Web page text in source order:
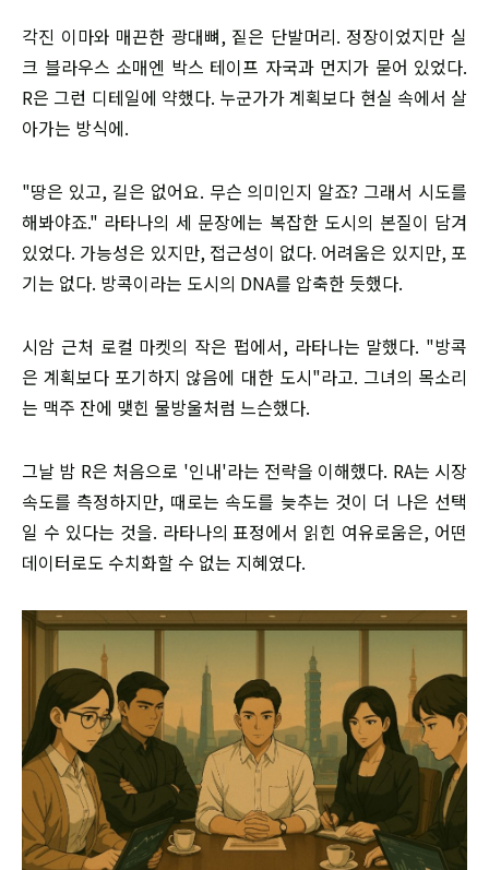
각진 이마와 매끈한 광대뼈, 짙은 단발머리. 정장이었지만 실
크 블라우스 소매엔 박스 테이프 자국과 먼지가 묻어 있었다.
R은 그런 디테일에 약했다. 누군가가 계획보다 현실 속에서 살
아가는 방식에.
"땅은 있고, 길은 없어요. 무슨 의미인지 알죠? 그래서 시도를
해봐야죠." 라타나의 세 문장에는 복잡한 도시의 본질이 담겨
있었다. 가능성은 있지만, 접근성이 없다. 어려움은 있지만, 포
기는 없다. 방콕이라는 도시의 DNA를 압축한 듯했다.
시암 근처 로컬 마켓의 작은 펍에서, 라타나는 말했다. "방콕
은 계획보다 포기하지 않음에 대한 도시"라고. 그녀의 목소리
는 맥주 잔에 맺힌 물방울처럼 느슨했다.
그날 밤 R은 처음으로 '인내'라는 전략을 이해했다. RA는 시장
속도를 측정하지만, 때로는 속도를 늦추는 것이 더 나은 선택
일 수 있다는 것을. 라타나의 표정에서 읽힌 여유로움은, 어떤
데이터로도 수치화할 수 없는 지혜였다.